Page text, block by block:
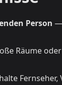
Person —
Räume
Fernseher,